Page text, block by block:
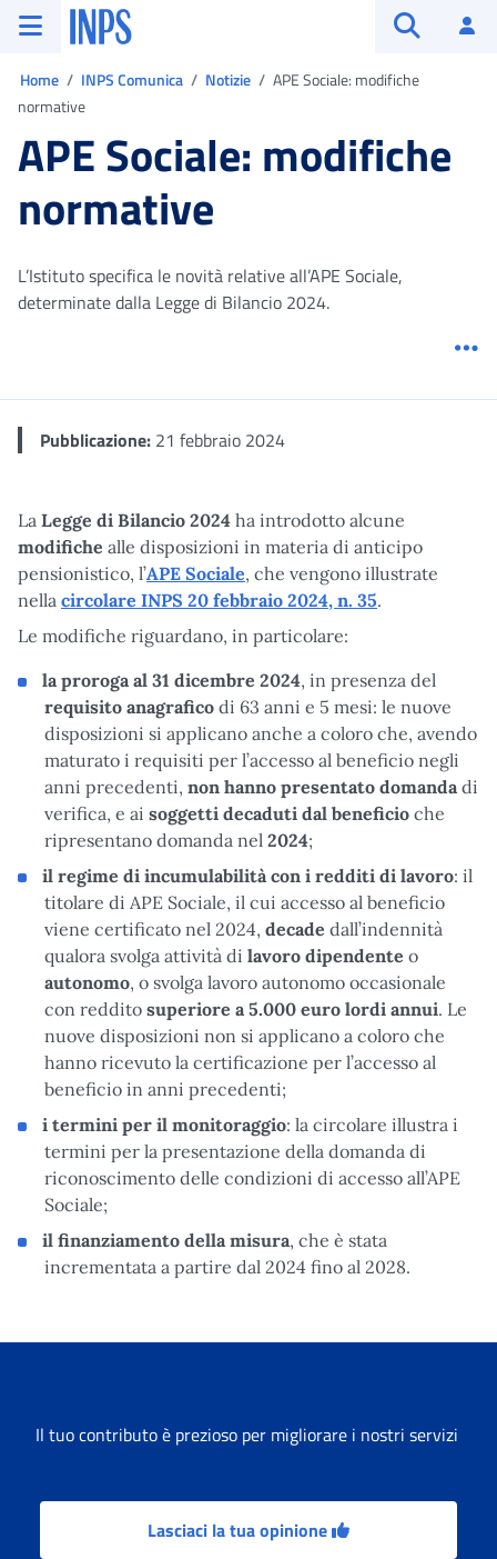
Vai al menu principale
Vai al contenuto principale
Vai al pie' di pagina
INPS ()
Home INPS Comunica Notizie
APE Sociale: modifiche
normative
APE Sociale: modifiche
normative
L’Istituto specifica le novità relative all’APE Sociale,
determinate dalla Legge di Bilancio 2024.
Pubblicazione: 21 febbraio 2024
La Legge di Bilancio 2024 ha introdotto alcune
modifiche alle disposizioni in materia di anticipo
pensionistico, l’APE Sociale, che vengono illustrate
nella circolare INPS 20 febbraio 2024, n. 35.
Le modifiche riguardano, in particolare:
la proroga al 31 dicembre 2024, in presenza del
requisito anagrafico di 63 anni e 5 mesi: le nuove
disposizioni si applicano anche a coloro che, avendo
maturato i requisiti per l’accesso al beneficio negli
anni precedenti, non hanno presentato domanda di
verifica, e ai soggetti decaduti dal beneficio che
ripresentano domanda nel 2024;
il regime di incumulabilità con i redditi di lavoro: il
titolare di APE Sociale, il cui accesso al beneficio
viene certificato nel 2024, decade dall’indennità
qualora svolga attività di lavoro dipendente o
autonomo, o svolga lavoro autonomo occasionale
con reddito superiore a 5.000 euro lordi annui. Le
nuove disposizioni non si applicano a coloro che
hanno ricevuto la certificazione per l’accesso al
beneficio in anni precedenti;
i termini per il monitoraggio: la circolare illustra i
termini per la presentazione della domanda di
riconoscimento delle condizioni di accesso all’APE
Sociale;
il finanziamento della misura, che è stata
incrementata a partire dal 2024 fino al 2028.
Il tuo contributo è prezioso per migliorare i nostri servizi
Lasciaci la tua opinione